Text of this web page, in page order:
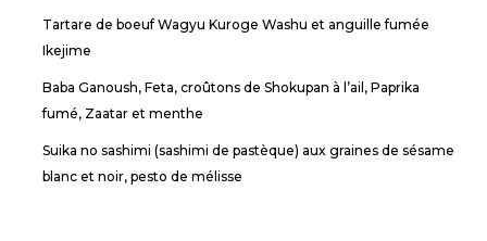
Tartare de boeuf Wagyu Kuroge Washu et anguille fumée
Ikejime
Baba Ganoush, Feta, croûtons de Shokupan à l’ail, Paprika
fumé, Zaatar et menthe
Suika no sashimi (sashimi de pastèque) aux graines de sésame
blanc et noir, pesto de mélisse